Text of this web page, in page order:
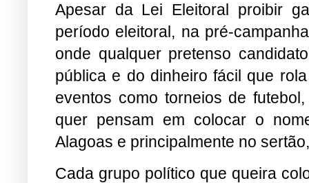
Apesar da Lei Eleitoral proibir
período eleitoral, na pré-
onde qualquer pretenso
pública e do dinheiro fácil que
eventos como torneios de
quer pensam em colocar o
Alagoas e principalmente no
Cada grupo político que queira